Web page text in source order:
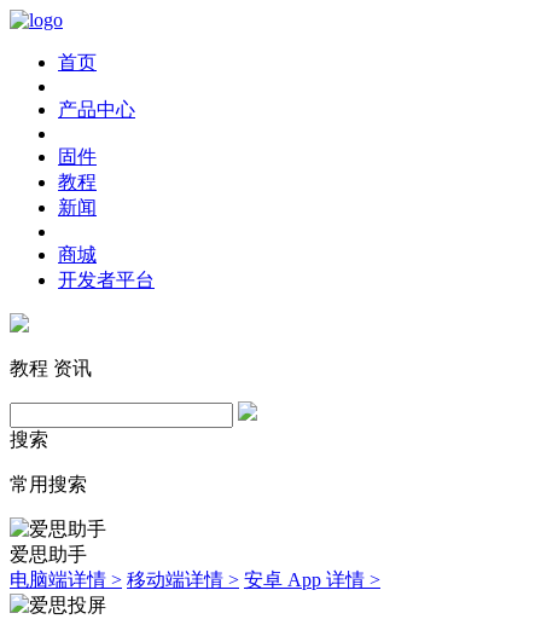
首页
产品中心
固件
教程
新闻
商城
开发者平台
教程 资讯
搜索
常用搜索
爱思助手
电脑端详情 > 移动端详情 > 安卓 App 详情 >